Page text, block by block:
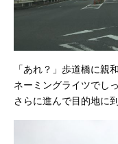
「あれ？」歩道橋に親
ネーミングライツでし
さらに進んで目的地に